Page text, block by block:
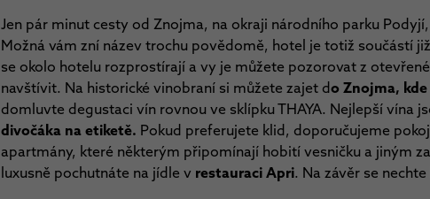
Jen pár minut cesty od Znojma, na okraji národního parku
Možná vám zní název trochu povědomě, hotel je totiž součástí
se okolo hotelu rozprostírají a vy je můžete pozorovat z
navštívit. Na historické vinobraní si můžete zajet do Znojma,
domluvte degustaci vín rovnou ve sklípku THAYA. Nejlepší vína
divočáka na etiketě. Pokud preferujete klid, doporučujeme
apartmány, které některým připomínají hobití vesničku a jiným
luxusně pochutnáte na jídle v restauraci Apri. Na závěr se